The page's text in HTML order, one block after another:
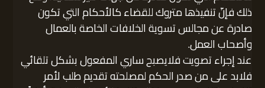
ذلك فإنّ تنفيذها متروك للقضاء كالأحكام التي تكون
صادرة عن مجالس تسوية الخلافات الخاصة بالعمال
وأصحاب العمل.
عند إجراء تصويت فلايصبح ساري المفعول بشكل تلقائي
فلابد على من صدر الحكم لمصلحته تقديم طلب لأمر